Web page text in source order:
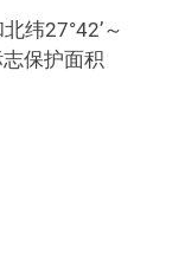
纬27°42’～
保护面积